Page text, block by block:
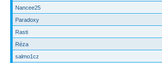
Nancee25
Paradoxy
Rasti
Réza
salmo1cz